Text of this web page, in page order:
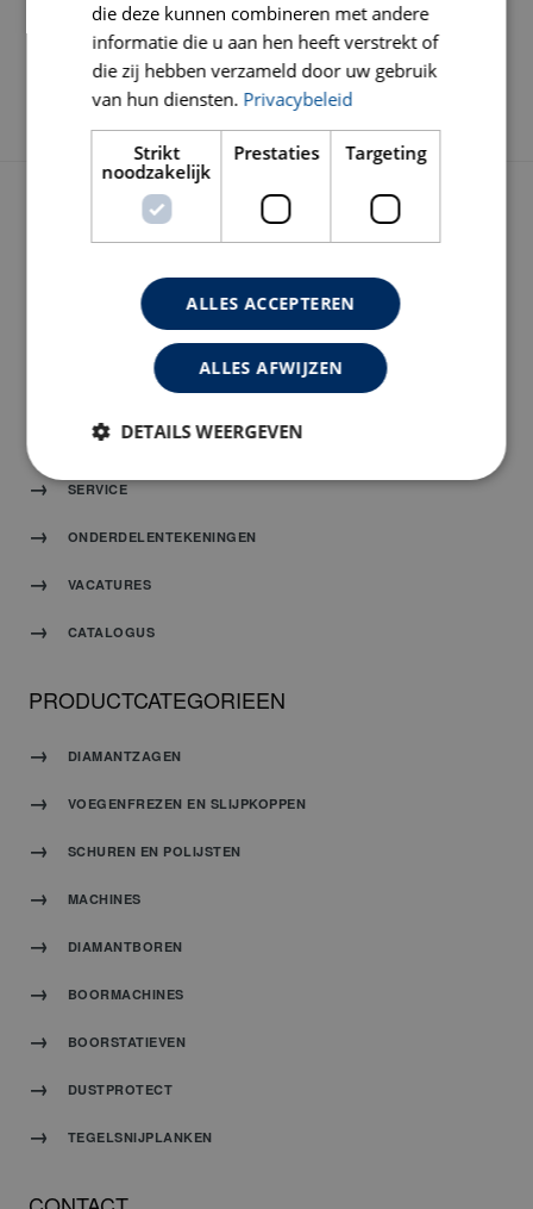
is inclusief klittenband en M14 aansluiting.
De diamantpolijstpads zijn ook voorzien van klittenband.
NAVIGATIE
NIEUWS
SERVICE
ONDERDELENTEKENINGEN
VACATURES
CATALOGUS
PRODUCTCATEGORIEEN
DIAMANTZAGEN
VOEGENFREZEN EN SLIJPKOPPEN
SCHUREN EN POLIJSTEN
MACHINES
DIAMANTBOREN
BOORMACHINES
BOORSTATIEVEN
DUSTPROTECT
TEGELSNIJPLANKEN
die deze kunnen combineren met andere
informatie die u aan hen heeft verstrekt of
die zij hebben verzameld door uw gebruik
van hun diensten. Privacybeleid
Strikt
noodzakelijk
Prestaties Targeting
ALLES ACCEPTEREN
ALLES AFWIJZEN
DETAILS WEERGEVEN